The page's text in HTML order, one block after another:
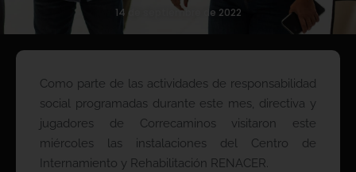
14 de septiembre de 2022
Como parte de las actividades de responsabilidad
social programadas durante este mes, directiva y
jugadores de Correcaminos visitaron este
miércoles las instalaciones del Centro de
Internamiento y Rehabilitación RENACER.